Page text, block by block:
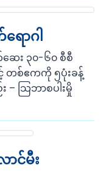
ောဂါ
ေး ၃၀-၆၀ စီစီ
တစ်ဧကကို ၅ပုံးခန့်
– သြဘာစပါးမှို
ာင်မီး